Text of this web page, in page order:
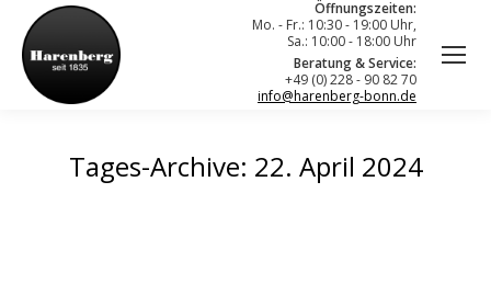
Öffnungszeiten:
Mo. - Fr.: 10:30 - 19:00 Uhr,
Sa.: 10:00 - 18:00 Uhr
Beratung & Service:
+49 (0) 228 - 90 82 70
info@harenberg-bonn.de
Tages-Archive: 22. April 2024